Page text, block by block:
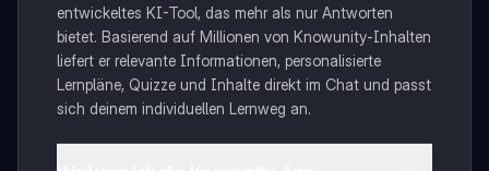
entwickeltes KI-Tool, das mehr als nur Antworten
bietet. Basierend auf Millionen von Knowunity-Inhalten
liefert er relevante Informationen, personalisierte
Lernpläne, Quizze und Inhalte direkt im Chat und passt
sich deinem individuellen Lernweg an.